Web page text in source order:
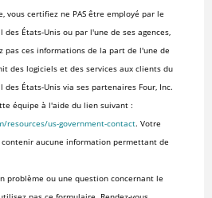
vous certifiez ne PAS être employé par le
États-Unis ou par l'une de ses agences,
pas ces informations de la part de l'une de
des logiciels et des services aux clients du
des États-Unis via ses partenaires Four, Inc.
équipe à l'aide du lien suivant :
resources/us-government-contact. Votre
aucune information permettant de
problème ou une question concernant le